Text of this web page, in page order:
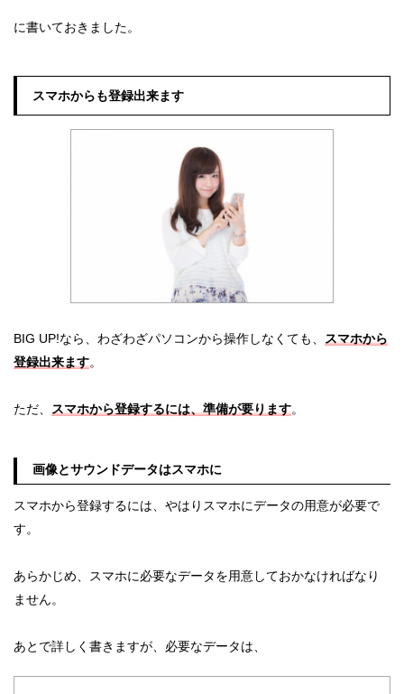
に書いておきました。
スマホからも登録出来ます
BIG UP!なら、わざわざパソコンから操作しなくても、
スマホから
登録出来ます。
ただ、 スマホから登録するには、準備が要ります。
画像とサウンドデータはスマホに
スマホから登録するには、やはりスマホにデータの用意が必要で
す。
あらかじめ、スマホに必要なデータを用意しておかなければなり
ません。
あとで詳しく書きますが、必要なデータは、